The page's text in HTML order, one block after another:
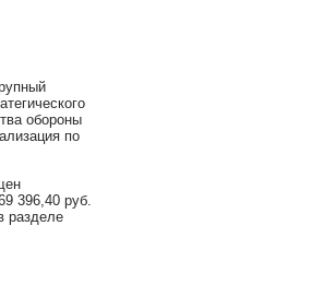
обороны
по
396,40 руб.
разделе